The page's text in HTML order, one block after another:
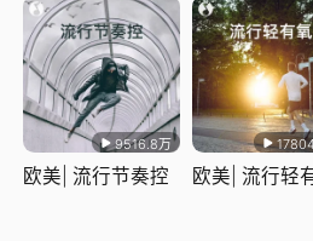
9516.8万
欧美| 流行节奏控 欧美| 流行轻